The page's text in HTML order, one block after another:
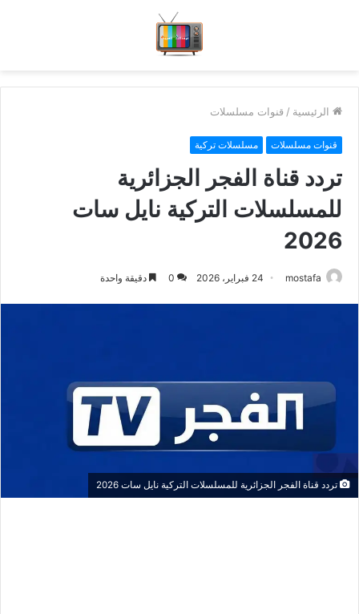
الرئيسية / قنوات مسلسلات
قنوات مسلسلات مسلسلات تركية
تردد قناة الفجر الجزائرية
للمسلسلات التركية نايل سات
2026
mostafa 24 فبراير، 2026 0 دقيقة واحدة
تردد قناة الفجر الجزائرية للمسلسلات التركية نايل سات 2026